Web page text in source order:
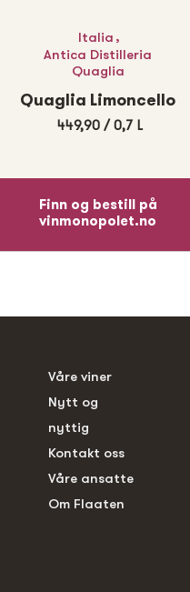
Italia ,
Antica Distilleria
Quaglia
Finn og bestill på
vinmonopolet.no
Quaglia Limoncello
449,90 / 0,7 L
Våre viner
Nytt og
nyttig
Kontakt oss
Våre ansatte
Om Flaaten